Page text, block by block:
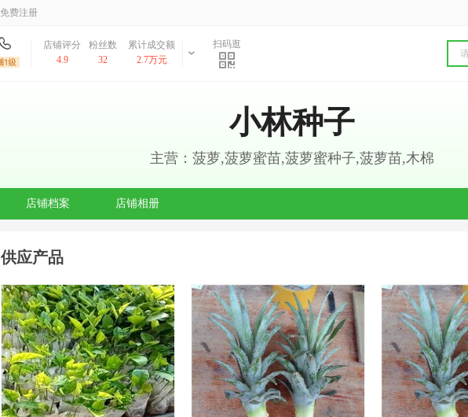
免费注册
店铺评分
4.9
粉丝数
32
累计成交额
2.7万元
扫码逛
小林种子
主营：菠萝,菠萝蜜苗,菠萝蜜种子,菠萝苗,木棉
店铺档案 店铺相册
供应产品